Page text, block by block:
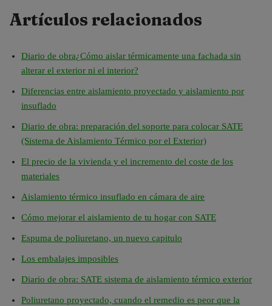
Artículos relacionados
Diario de obra¿Cómo aislar térmicamente una fachada sin
alterar el exterior ni el interior?
Diferencias entre aislamiento proyectado y aislamiento por
insuflado
Diario de obra: preparación del soporte para colocar SATE
(Sistema de Aislamiento Térmico por el Exterior)
El precio de la vivienda y el incremento del coste de los
materiales
Aislamiento térmico insuflado en cámara de aire
Cómo mejorar el aislamiento de tu hogar con SATE
Espuma de poliuretano, un nuevo capitulo
Los embalajes imposibles
Diario de obra: SATE sistema de aislamiento térmico exterior
Poliuretano proyectado, cuando el remedio es peor que la